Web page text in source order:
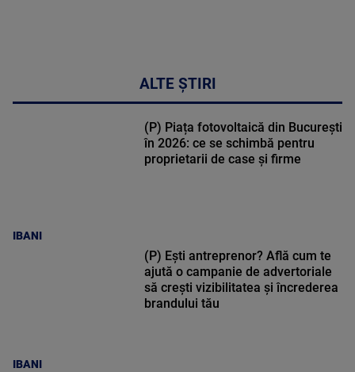
ALTE ȘTIRI
IBANI
(P) Piața fotovoltaică din București
în 2026: ce se schimbă pentru
proprietarii de case și firme
IBANI
(P) Ești antreprenor? Află cum te
ajută o campanie de advertoriale
să crești vizibilitatea și încrederea
brandului tău